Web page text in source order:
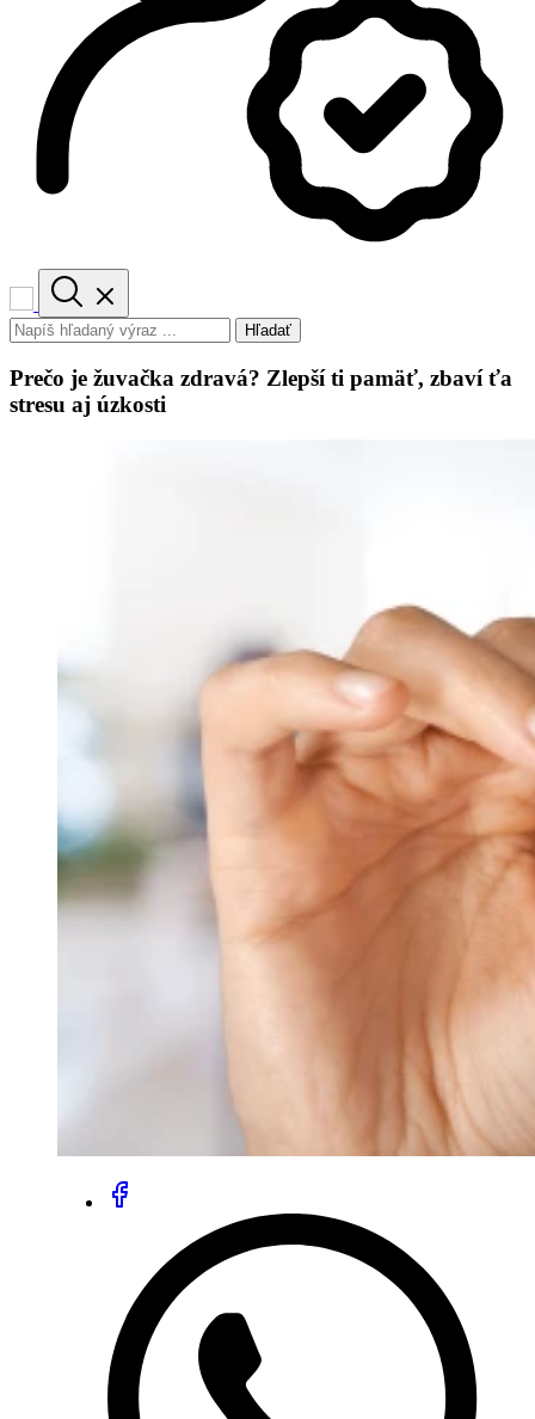
Hľadať
Prečo je žuvačka zdravá? Zlepší ti pamäť, zbaví ťa
stresu aj úzkosti